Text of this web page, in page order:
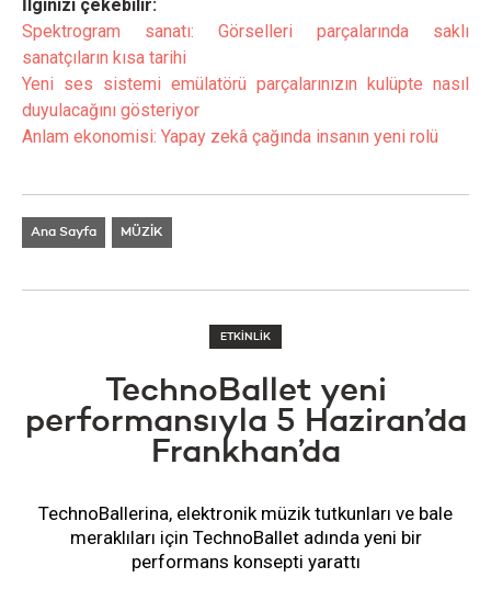
İlginizi çekebilir:
Spektrogram sanatı: Görselleri parçalarında saklı
sanatçıların kısa tarihi
Yeni ses sistemi emülatörü parçalarınızın kulüpte nasıl
duyulacağını gösteriyor
Anlam ekonomisi: Yapay zekâ çağında insanın yeni rolü
Ana Sayfa MÜZİK
ETKİNLİK
TechnoBallet yeni
performansıyla 5 Haziran’da
Frankhan’da
TechnoBallerina, elektronik müzik tutkunları ve bale
meraklıları için TechnoBallet adında yeni bir
performans konsepti yarattı